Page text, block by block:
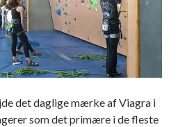
det daglige mærke af Viagra i
som det primære i de fleste